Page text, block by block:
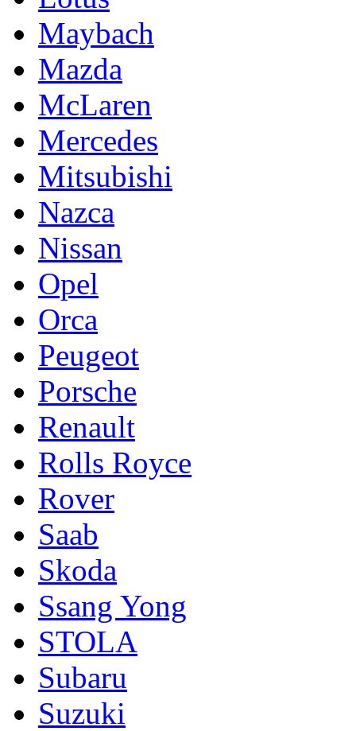
Maybach
Mazda
McLaren
Mercedes
Mitsubishi
Nazca
Nissan
Opel
Orca
Peugeot
Porsche
Renault
Rolls Royce
Rover
Saab
Skoda
Ssang Yong
STOLA
Subaru
Suzuki